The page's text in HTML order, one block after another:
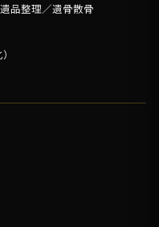
品整理／遺骨散骨